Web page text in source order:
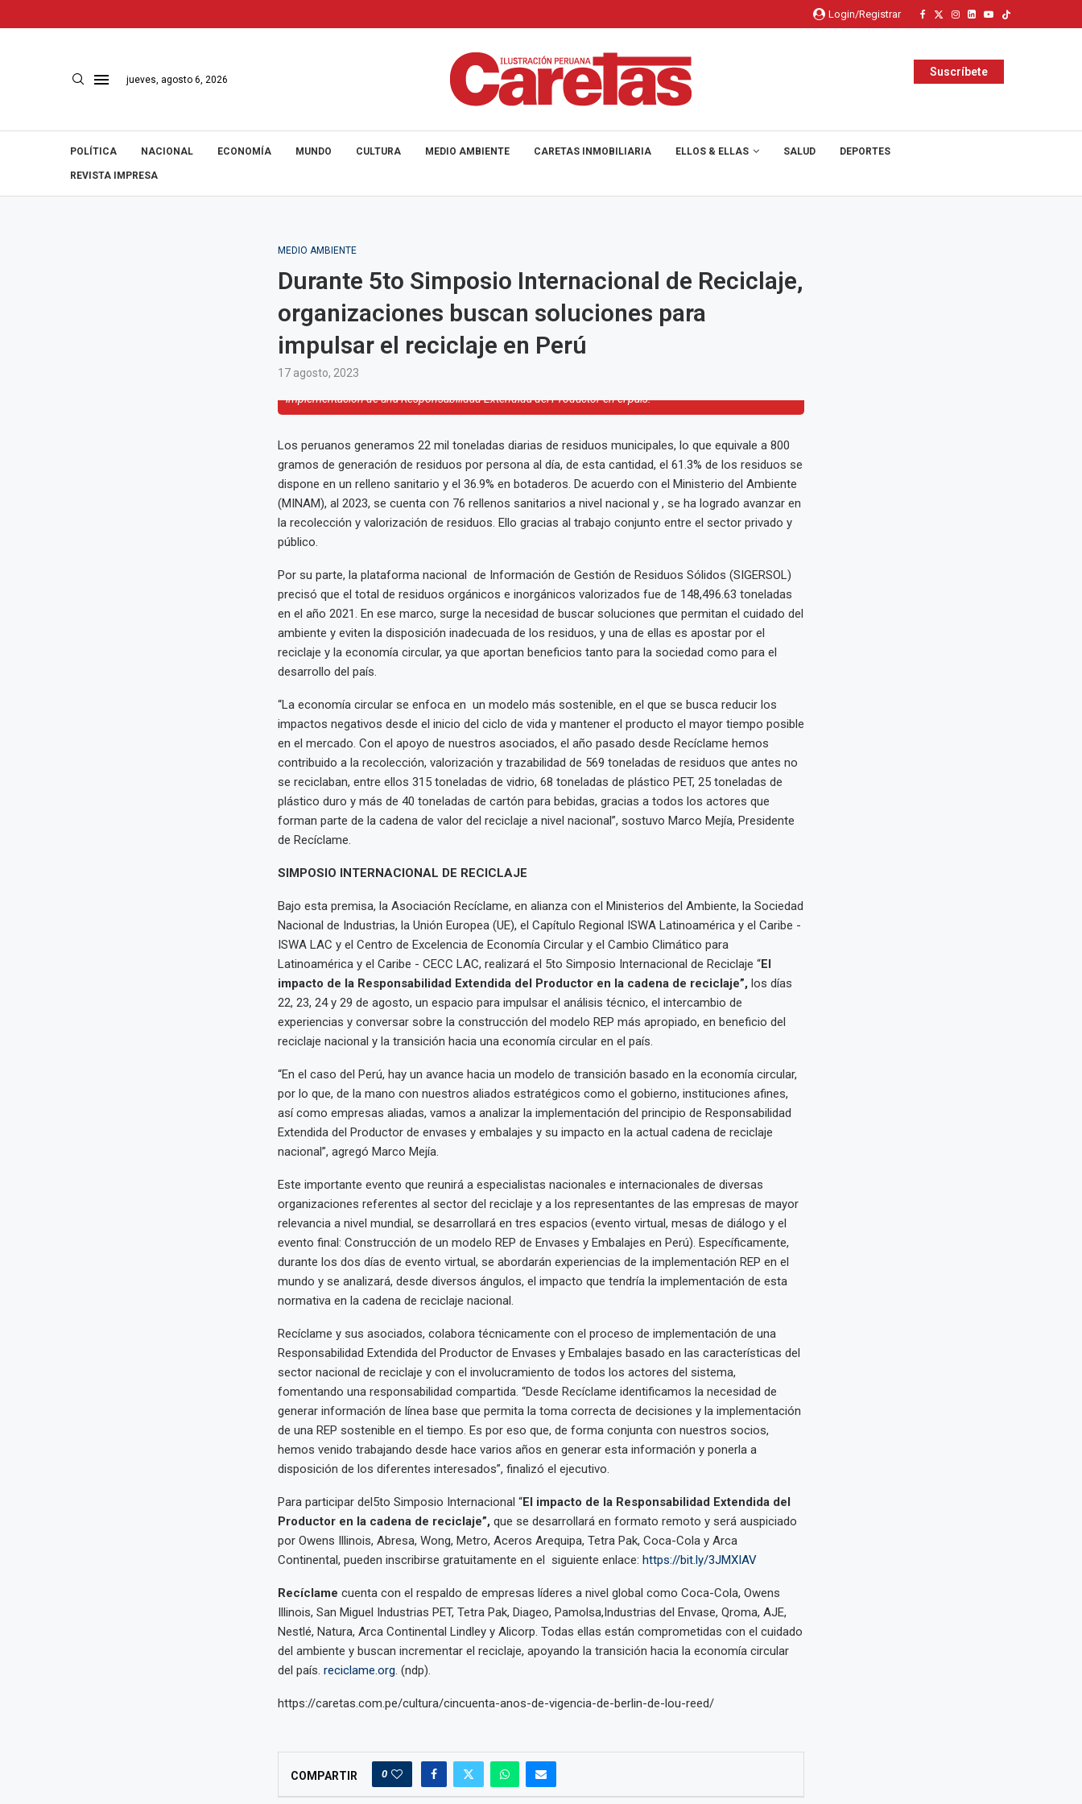
Login/Registrar
jueves, agosto 6, 2026
Suscríbete
POLÍTICA NACIONAL ECONOMÍA MUNDO CULTURA MEDIO AMBIENTE CARETAS INMOBILIARIA ELLOS & ELLAS SALUD DEPORTES
REVISTA IMPRESA
MEDIO AMBIENTE
Durante 5to Simposio Internacional de Reciclaje,
organizaciones buscan soluciones para
impulsar el reciclaje en Perú
17 agosto, 2023
Recíclame, con el expertise técnico, ha venido investigando y proponiendo opciones para el proceso de
implementación de una Responsabilidad Extendida del Productor en el país.
Los peruanos generamos 22 mil toneladas diarias de residuos municipales, lo que equivale a 800
gramos de generación de residuos por persona al día, de esta cantidad, el 61.3% de los residuos se
dispone en un relleno sanitario y el 36.9% en botaderos. De acuerdo con el Ministerio del Ambiente
(MINAM), al 2023, se cuenta con 76 rellenos sanitarios a nivel nacional y , se ha logrado avanzar en
la recolección y valorización de residuos. Ello gracias al trabajo conjunto entre el sector privado y
público.
Por su parte, la plataforma nacional de Información de Gestión de Residuos Sólidos (SIGERSOL)
precisó que el total de residuos orgánicos e inorgánicos valorizados fue de 148,496.63 toneladas
en el año 2021. En ese marco, surge la necesidad de buscar soluciones que permitan el cuidado del
ambiente y eviten la disposición inadecuada de los residuos, y una de ellas es apostar por el
reciclaje y la economía circular, ya que aportan beneficios tanto para la sociedad como para el
desarrollo del país.
“La economía circular se enfoca en un modelo más sostenible, en el que se busca reducir los
impactos negativos desde el inicio del ciclo de vida y mantener el producto el mayor tiempo posible
en el mercado. Con el apoyo de nuestros asociados, el año pasado desde Recíclame hemos
contribuido a la recolección, valorización y trazabilidad de 569 toneladas de residuos que antes no
se reciclaban, entre ellos 315 toneladas de vidrio, 68 toneladas de plástico PET, 25 toneladas de
plástico duro y más de 40 toneladas de cartón para bebidas, gracias a todos los actores que
forman parte de la cadena de valor del reciclaje a nivel nacional”, sostuvo Marco Mejía, Presidente
de Recíclame.
SIMPOSIO INTERNACIONAL DE RECICLAJE
Bajo esta premisa, la Asociación Recíclame, en alianza con el Ministerios del Ambiente, la Sociedad
Nacional de Industrias, la Unión Europea (UE), el Capítulo Regional ISWA Latinoamérica y el Caribe -
ISWA LAC y el Centro de Excelencia de Economía Circular y el Cambio Climático para
Latinoamérica y el Caribe - CECC LAC, realizará el 5to Simposio Internacional de Reciclaje “El
impacto de la Responsabilidad Extendida del Productor en la cadena de reciclaje”, los días
22, 23, 24 y 29 de agosto, un espacio para impulsar el análisis técnico, el intercambio de
experiencias y conversar sobre la construcción del modelo REP más apropiado, en beneficio del
reciclaje nacional y la transición hacia una economía circular en el país.
“En el caso del Perú, hay un avance hacia un modelo de transición basado en la economía circular,
por lo que, de la mano con nuestros aliados estratégicos como el gobierno, instituciones afines,
así como empresas aliadas, vamos a analizar la implementación del principio de Responsabilidad
Extendida del Productor de envases y embalajes y su impacto en la actual cadena de reciclaje
nacional”, agregó Marco Mejía.
Este importante evento que reunirá a especialistas nacionales e internacionales de diversas
organizaciones referentes al sector del reciclaje y a los representantes de las empresas de mayor
relevancia a nivel mundial, se desarrollará en tres espacios (evento virtual, mesas de diálogo y el
evento final: Construcción de un modelo REP de Envases y Embalajes en Perú). Específicamente,
durante los dos días de evento virtual, se abordarán experiencias de la implementación REP en el
mundo y se analizará, desde diversos ángulos, el impacto que tendría la implementación de esta
normativa en la cadena de reciclaje nacional.
Recíclame y sus asociados, colabora técnicamente con el proceso de implementación de una
Responsabilidad Extendida del Productor de Envases y Embalajes basado en las características del
sector nacional de reciclaje y con el involucramiento de todos los actores del sistema,
fomentando una responsabilidad compartida. “Desde Recíclame identificamos la necesidad de
generar información de línea base que permita la toma correcta de decisiones y la implementación
de una REP sostenible en el tiempo. Es por eso que, de forma conjunta con nuestros socios,
hemos venido trabajando desde hace varios años en generar esta información y ponerla a
disposición de los diferentes interesados”, finalizó el ejecutivo.
Para participar del5to Simposio Internacional “El impacto de la Responsabilidad Extendida del
Productor en la cadena de reciclaje”, que se desarrollará en formato remoto y será auspiciado
por Owens Illinois, Abresa, Wong, Metro, Aceros Arequipa, Tetra Pak, Coca-Cola y Arca
Continental, pueden inscribirse gratuitamente en el siguiente enlace: https://bit.ly/3JMXIAV
Recíclame cuenta con el respaldo de empresas líderes a nivel global como Coca-Cola, Owens
Illinois, San Miguel Industrias PET, Tetra Pak, Diageo, Pamolsa,Industrias del Envase, Qroma, AJE,
Nestlé, Natura, Arca Continental Lindley y Alicorp. Todas ellas están comprometidas con el cuidado
del ambiente y buscan incrementar el reciclaje, apoyando la transición hacia la economía circular
del país. reciclame.org. (ndp).
https://caretas.com.pe/cultura/cincuenta-anos-de-vigencia-de-berlin-de-lou-reed/
COMPARTIR 0